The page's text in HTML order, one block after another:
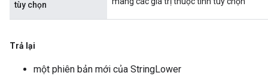
tùy chọn
Trả lại
một phiên bản mới của StringLower